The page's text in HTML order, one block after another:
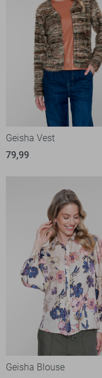
Geisha Vest
79,99
Geisha Blouse